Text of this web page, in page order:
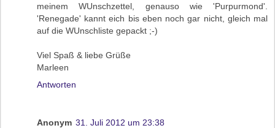
meinem WUnschzettel, genauso wie 'Purpurmond'.
'Renegade' kannt eich bis eben noch gar nicht, gleich mal
auf die WUnschliste gepackt ;-)
Viel Spaß & liebe Grüße
Marleen
Antworten
Anonym 31. Juli 2012 um 23:38